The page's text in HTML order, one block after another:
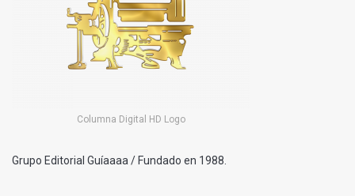
Columna Digital HD Logo
Grupo Editorial Guíaaaa / Fundado en 1988.